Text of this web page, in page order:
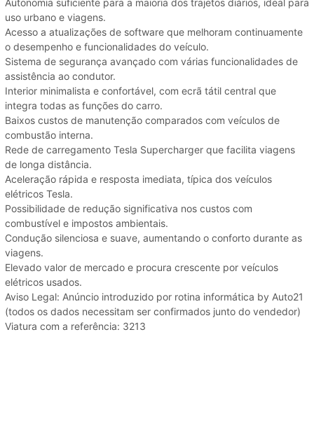
Autonomia suficiente para a maioria dos trajetos diários, ideal para
uso urbano e viagens.
Acesso a atualizações de software que melhoram continuamente
o desempenho e funcionalidades do veículo.
Sistema de segurança avançado com várias funcionalidades de
assistência ao condutor.
Interior minimalista e confortável, com ecrã tátil central que
integra todas as funções do carro.
Baixos custos de manutenção comparados com veículos de
combustão interna.
Rede de carregamento Tesla Supercharger que facilita viagens
de longa distância.
Aceleração rápida e resposta imediata, típica dos veículos
elétricos Tesla.
Possibilidade de redução significativa nos custos com
combustível e impostos ambientais.
Condução silenciosa e suave, aumentando o conforto durante as
viagens.
Elevado valor de mercado e procura crescente por veículos
elétricos usados.
Aviso Legal: Anúncio introduzido por rotina informática by Auto21
(todos os dados necessitam ser confirmados junto do vendedor)
Viatura com a referência: 3213